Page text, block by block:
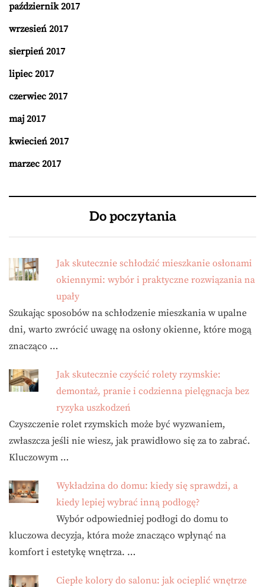
październik 2017
wrzesień 2017
sierpień 2017
lipiec 2017
czerwiec 2017
maj 2017
kwiecień 2017
marzec 2017
Do poczytania
Jak skutecznie schłodzić mieszkanie osłonami
okiennymi: wybór i praktyczne rozwiązania na
upały
Szukając sposobów na schłodzenie mieszkania w upalne
dni, warto zwrócić uwagę na osłony okienne, które mogą
znacząco …
Jak skutecznie czyścić rolety rzymskie:
demontaż, pranie i codzienna pielęgnacja bez
ryzyka uszkodzeń
Czyszczenie rolet rzymskich może być wyzwaniem,
zwłaszcza jeśli nie wiesz, jak prawidłowo się za to zabrać.
Kluczowym …
Wykładzina do domu: kiedy się sprawdzi, a
kiedy lepiej wybrać inną podłogę?
Wybór odpowiedniej podłogi do domu to
kluczowa decyzja, która może znacząco wpłynąć na
komfort i estetykę wnętrza. …
Ciepłe kolory do salonu: jak ocieplić wnętrze